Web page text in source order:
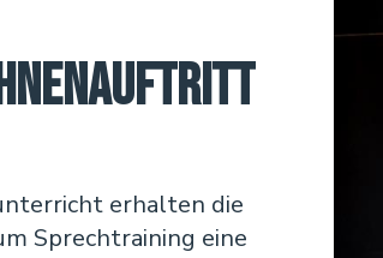
erhalten die
Sprechtraining eine